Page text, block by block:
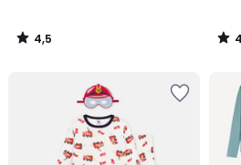
4,5
/
/